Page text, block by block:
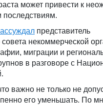
может привести к
последствиям.
представитель
некоммерческой
миграции и
в разговоре с
важно не только не
его уменьшать. По